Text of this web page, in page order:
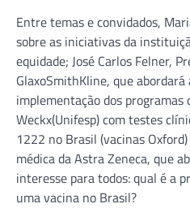
Entre temas e convidados,
sobre as iniciativas da
equidade; José Carlos Felner,
GlaxoSmithKline, que
implementação dos programas
Weckx(Unifesp) com testes
1222 no Brasil (vacinas
médica da Astra Zeneca, que
interesse para todos: qual é a
uma vacina no Brasil?